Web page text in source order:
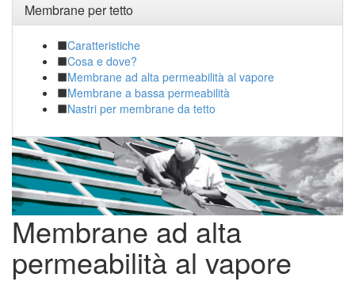
Membrane per tetto
Caratteristiche
Cosa e dove?
Membrane ad alta permeabilità al vapore
Membrane a bassa permeabilità
Nastri per membrane da tetto
Membrane ad alta
permeabilità al vapore